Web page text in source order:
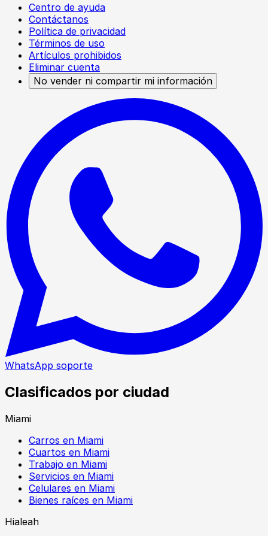
Centro de ayuda
Contáctanos
Política de privacidad
Términos de uso
Artículos prohibidos
Eliminar cuenta
No vender ni compartir mi información
WhatsApp soporte
Clasificados por ciudad
Miami
Carros en Miami
Cuartos en Miami
Trabajo en Miami
Servicios en Miami
Celulares en Miami
Bienes raíces en Miami
Hialeah